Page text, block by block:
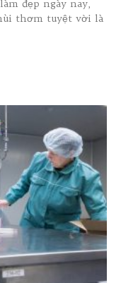
đẹp ngày nay,
thơm tuyệt vời là